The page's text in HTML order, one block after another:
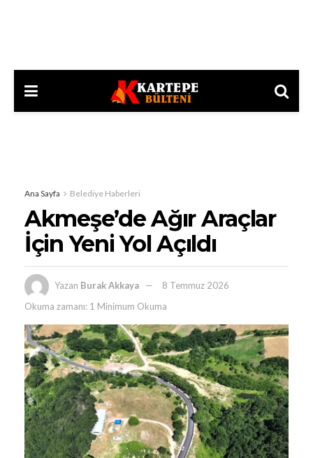
Ana Sayfa Belediye Haberleri
Akmeşe’de Ağır Araçlar
İçin Yeni Yol Açıldı
Yazan Burak Akkaya
8 Temmuz 2026
Okuma zamanı: 1 Minimum Okuma